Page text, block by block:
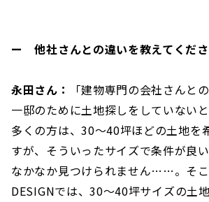
ー 他社さんとの違いを教えてくだ
永田さん：
「建物専門の会社さんと
一邸のために土地探しをしていないと
多くの方は、30〜40坪ほどの土地を
すが、そういったサイズで条件が良
なかなか見つけられません……。そこ
DESIGNでは、30〜40坪サイズの土